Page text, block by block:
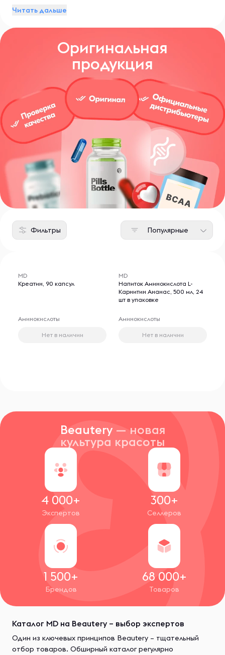
людям выглядеть моложе, чувствовать себя лучше и
включает в себя широкий ассортимент от решений
для ухода за волосами до косметических
инноваций, предназначенных для улучшения
состояния кожи.
Читать дальше
Оригинальная
продукция
Фильтры Популярные
MD
Креатин, 90 капсул
Аминокислоты
Нет в наличии
MD
Напиток Аминокислота L-
Карнитин Ананас, 500 мл, 24
шт в упаковке
Аминокислоты
Нет в наличии
Beautery — новая
культура красоты
4 000+
Экспертов
300+
Селлеров
1 500+
Брендов
68 000+
Товаров
Каталог MD на Beautery – выбор экспертов
Один из ключевых принципов Beautery – тщательный
отбор товаров. Обширный каталог регулярно